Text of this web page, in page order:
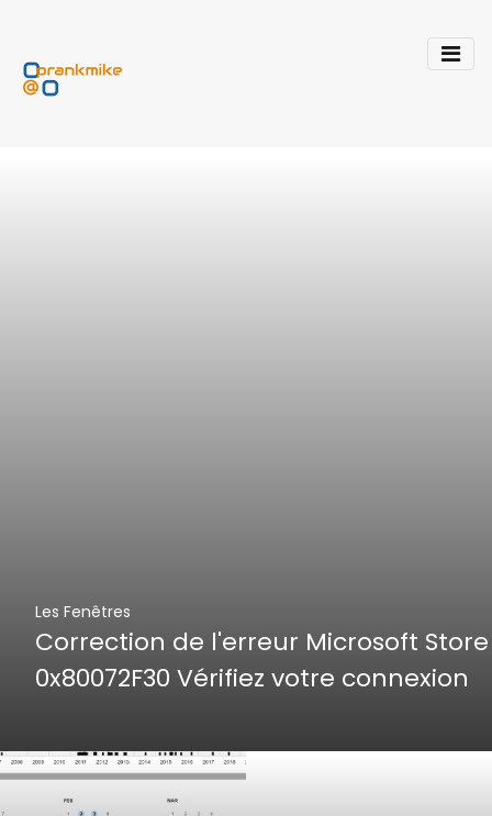
Les Fenêtres
Correction de l'erreur Microsoft Store
0x80072F30 Vérifiez votre connexion